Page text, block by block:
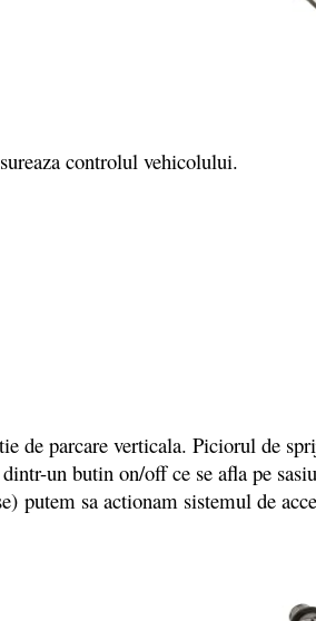
controlul vehicolului.
de parcare verticala. Piciorul de
un butin on/off ce se afla pe
putem sa actionam sistemul de